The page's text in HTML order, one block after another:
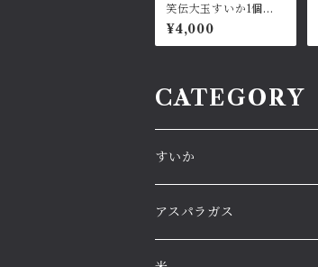
笑伝大玉すいか1個：L
サイズ約6kg
¥4,000
CATEGORY
すいか
高級すいか
アスパラガス